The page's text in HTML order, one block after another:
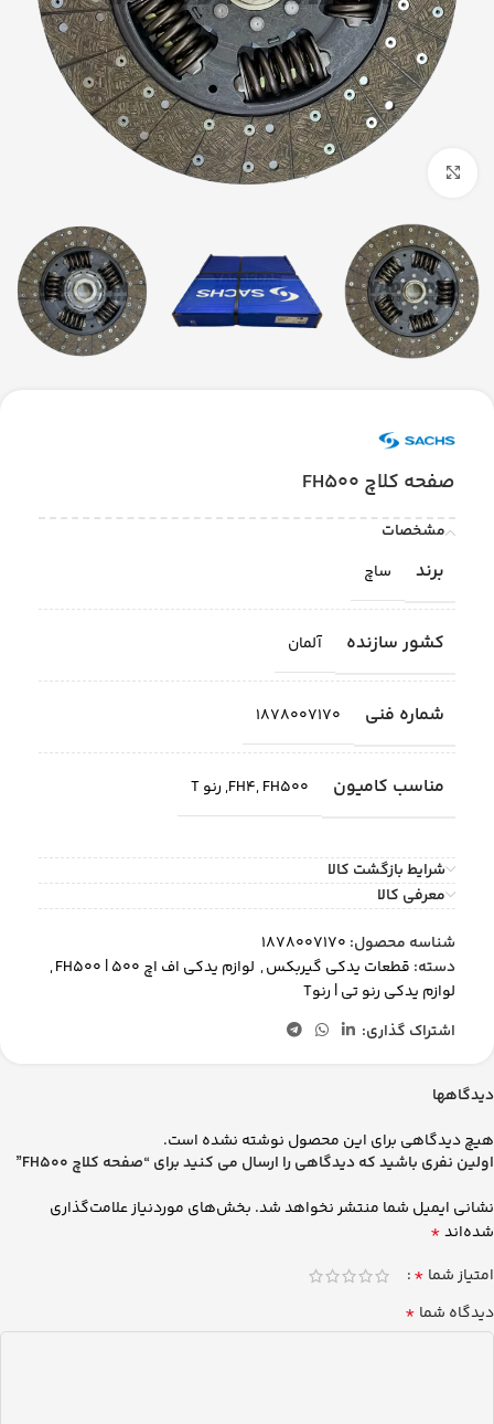
بزرگنمایی تصویر
صفحه کلاچ FH500
مشخصات
برند ساچ
کشور سازنده آلمان
شماره فنی 1878007170
مناسب کامیون FH4,FH500
,رنو T
شرایط بازگشت کالا
معرفی کالا
شناسه محصول: 1878007170
دسته: قطعات یدکی گیربکس, لوازم یدکی اف اچ 500 | FH500
,
لوازم یدکی رنو تی | رنوT
اشتراک گذاری:
دیدگاهها
هیچ دیدگاهی برای این محصول نوشته نشده است.
اولین نفری باشید که دیدگاهی را ارسال می کنید برای “صفحه کلاچ FH500”
نشانی ایمیل شما منتشر نخواهد شد. بخش‌های موردنیاز علامت‌گذاری
شده‌اند*
امتیاز شما *
دیدگاه شما *